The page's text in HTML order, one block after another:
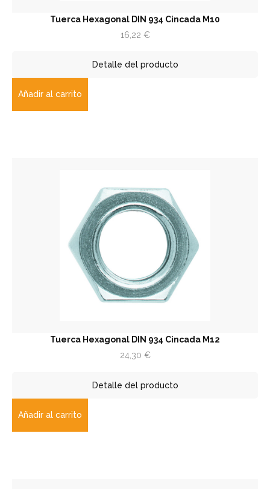
Tuerca Hexagonal DIN 934 Cincada M10
16,22 €
Detalle del producto
Añadir al carrito
Tuerca Hexagonal DIN 934 Cincada M12
24,30 €
Detalle del producto
Añadir al carrito